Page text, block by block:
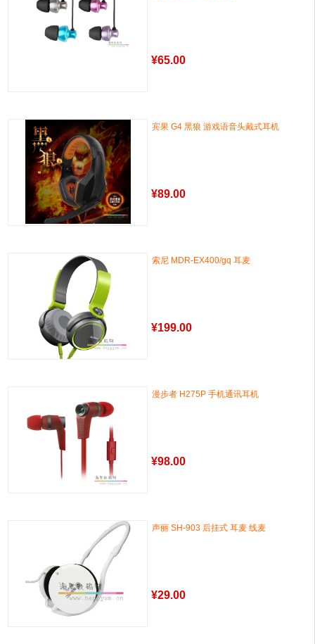
¥65.00
宾果 G4 黑狼 游戏语音头戴式耳机
¥89.00
索尼 MDR-EX400/gq 耳麦
¥199.00
漫步者 H275P 手机通讯耳机
¥98.00
声丽 SH-903 后挂式 耳麦 线麦
¥29.00